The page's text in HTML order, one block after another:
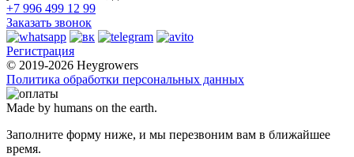
+7 996 499 12 99
Заказать звонок
Регистрация
© 2019-2026 Heygrowers
Политика обработки персональных данных
Made by humans on the earth.
Заполните форму ниже, и мы перезвоним вам в ближайшее
время.